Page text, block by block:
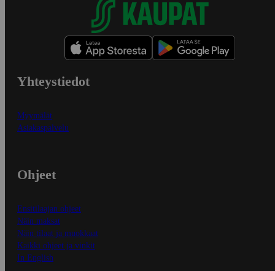
Yhteystiedot
Myymälät
Asiakaspalvelu
Ohjeet
Ensitilaajan ohjeet
Näin maksat
Näin tilaat ja muokkaat
Kaikki ohjeet ja vinkit
In English